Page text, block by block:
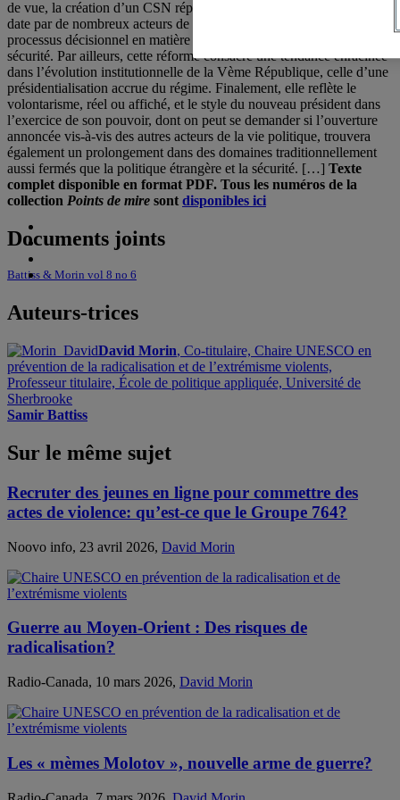
de vue, la création d’un CSN répond à un besoin identifié de longue
date par de nombreux acteurs de la sécurité, celui de rationaliser le
processus décisionnel en matière de politique étrangère et de
sécurité. Par ailleurs, cette réforme consacre une tendance enracinée
dans l’évolution institutionnelle de la Vème République, celle d’une
présidentialisation accrue du régime. Finalement, elle reflète le
volontarisme, réel ou affiché, et le style du nouveau président dans
l’exercice de son pouvoir, dont on peut se demander si l’ouverture
annoncée vis-à-vis des autres acteurs de la vie politique, trouvera
également un prolongement dans des domaines traditionnellement
aussi fermés que la politique étrangère et la sécurité. […] Texte
complet disponible en format PDF. Tous les numéros de la
collection Points de mire sont disponibles ici
Documents joints
Battiss & Morin vol 8 no 6
Auteurs-trices
David Morin, Co-titulaire, Chaire UNESCO en
prévention de la radicalisation et de l’extrémisme violents,
Professeur titulaire, École de politique appliquée, Université de
Sherbrooke
Samir Battiss
Sur le même sujet
Recruter des jeunes en ligne pour commettre des
actes de violence: qu’est-ce que le Groupe 764?
Noovo info, 23 avril 2026, David Morin
Guerre au Moyen-Orient : Des risques de
radicalisation?
Radio-Canada, 10 mars 2026, David Morin
Les « mèmes Molotov », nouvelle arme de guerre?